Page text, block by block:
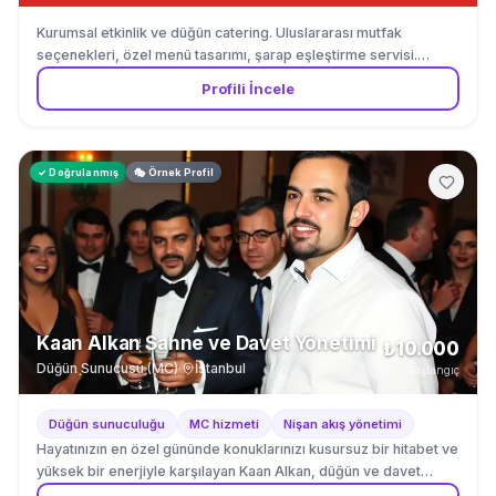
Kurumsal etkinlik ve düğün catering. Uluslararası mutfak
seçenekleri, özel menü tasarımı, şarap eşleştirme servisi.
İstanbul Boğaz bölgesi.
Profili İncele
✓ Doğrulanmış 🎭 Örnek Profil
Kaan Alkan Sahne ve Davet Yönetimi
Düğün Sunucusu (MC)· İstanbul
₺10.000
başlangıç
Düğün sunuculuğu MC hizmeti Nişan akış yönetimi
Hayatınızın en özel gününde konuklarınızı kusursuz bir hitabet ve
yüksek bir enerjiyle karşılayan Kaan Alkan, düğün ve davet